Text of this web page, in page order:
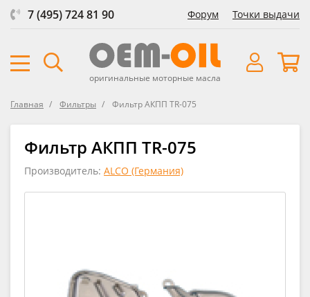
7 (495) 724 81 90 Форум Точки выдачи
оригинальные моторные масла
Главная Фильтры Фильтр АКПП TR-075
Фильтр АКПП TR-075
Производитель: ALCO (Германия)